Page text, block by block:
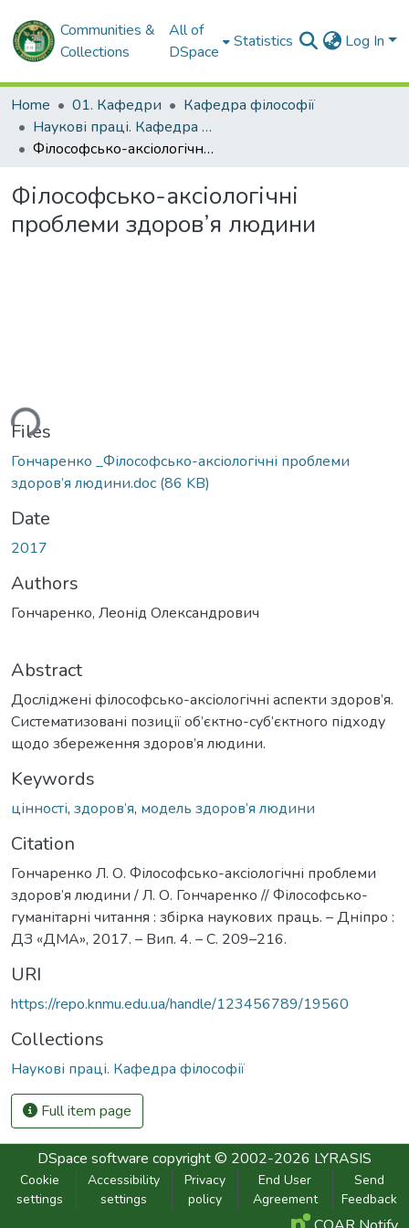
Communities &
Collections
All of
DSpace
Statistics Log In
Home 01. Кафедри
Кафедра філософії
Наукові праці. Кафедра філософії
Філософсько-аксіологічні проблеми здоров’я людини
Філософсько-аксіологічні
проблеми здоров’я людини
Files
Гончаренко _Філософсько-аксіологічні проблеми
здоров’я людини.doc (86 KB)
Date
2017
Authors
Гончаренко, Леонід Олександрович
Abstract
Досліджені філософсько-аксіологічні аспекти здоров’я.
Систематизовані позиції об’єктно-суб’єктного підходу
щодо збереження здоров’я людини.
Keywords
цінності, здоров’я, модель здоров’я людини
Citation
Гончаренко Л. О. Філософсько-аксіологічні проблеми
здоров’я людини / Л. О. Гончаренко // Філософсько-
гуманітарні читання : збірка наукових праць. – Дніпро :
ДЗ «ДМА», 2017. – Вип. 4. – С. 209–216.
URI
https://repo.knmu.edu.ua/handle/123456789/19560
Collections
Наукові праці. Кафедра філософії
Full item page
DSpace software copyright © 2002-2026 LYRASIS
Cookie
settings
Accessibility
settings
Privacy
policy
End User
Agreement
Send
Feedback